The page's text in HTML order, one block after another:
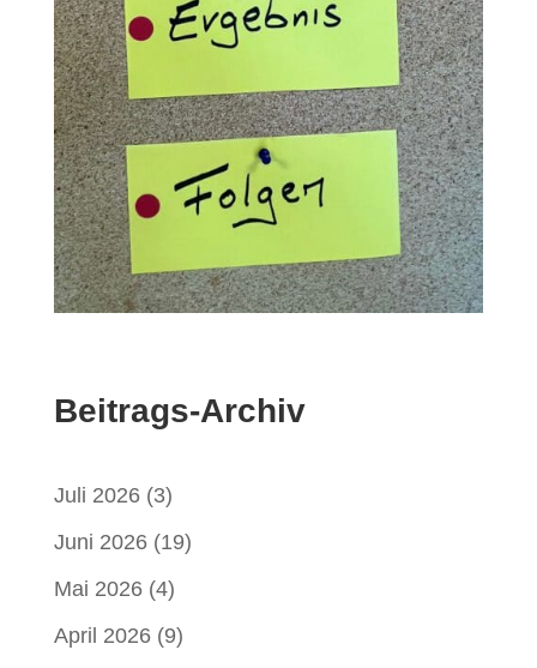
Beitrags-Archiv
Juli 2026(3)
Juni 2026(19)
Mai 2026(4)
April 2026(9)